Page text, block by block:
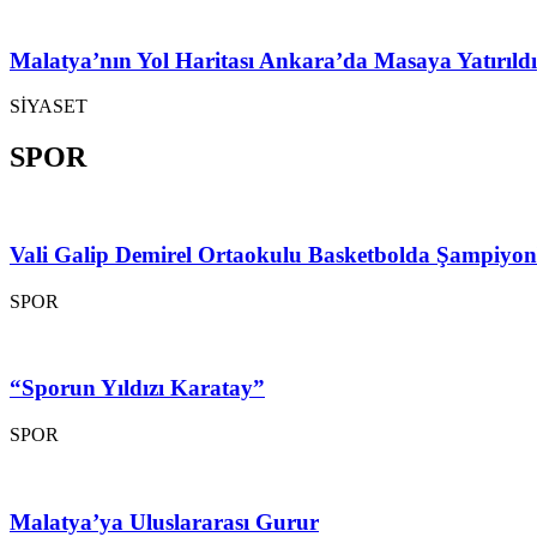
Malatya’nın Yol Haritası Ankara’da Masaya Yatırıldı
SİYASET
SPOR
Vali Galip Demirel Ortaokulu Basketbolda
SPOR
“Sporun Yıldızı Karatay”
SPOR
Malatya’ya Uluslararası Gurur